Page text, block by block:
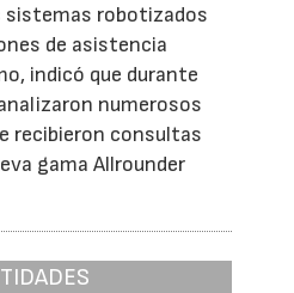
sistemas robotizados
de asistencia
indicó que durante
numerosos
recibieron consultas
gama Allrounder